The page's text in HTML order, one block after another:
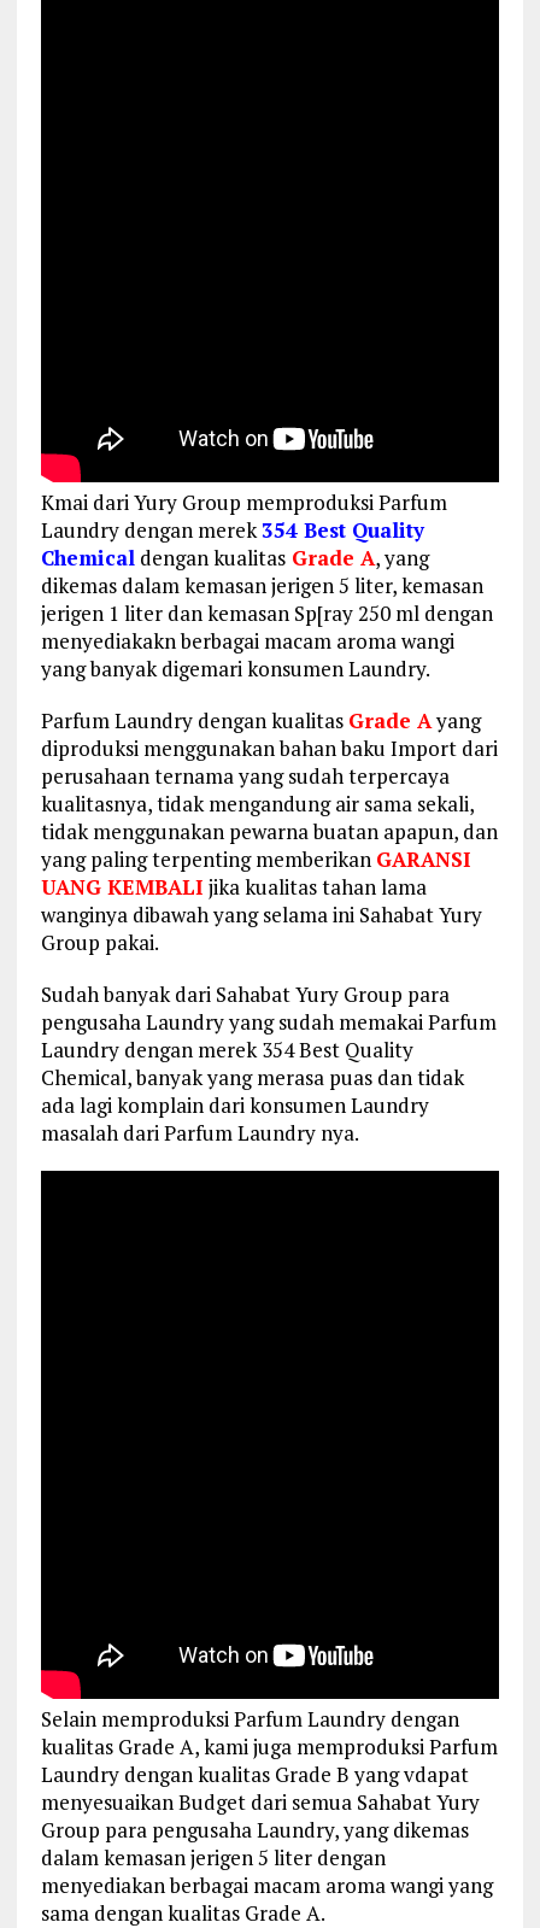
Kmai dari Yury Group memproduksi Parfum
Laundry dengan merek354 Best Quality
Chemicaldengan kualitasGrade A, yang
dikemas dalam kemasan jerigen 5 liter, kemasan
jerigen 1 liter dan kemasan Sp[ray 250 ml dengan
menyediakakn berbagai macam aroma wangi
yang banyak digemari konsumen Laundry.
Parfum Laundry dengan kualitas Grade Ayang
diproduksi menggunakan bahan baku Import dari
perusahaan ternama yang sudah terpercaya
kualitasnya, tidak mengandung air sama sekali,
tidak menggunakan pewarna buatan apapun, dan
yang paling terpenting memberikan GARANSI
UANG KEMBALI jika kualitas tahan lama
wanginya dibawah yang selama ini Sahabat Yury
Group pakai.
Sudah banyak dari Sahabat Yury Group para
pengusaha Laundry yang sudah memakai Parfum
Laundry dengan merek 354 Best Quality
Chemical, banyak yang merasa puas dan tidak
ada lagi komplain dari konsumen Laundry
masalah dari Parfum Laundry nya.
Selain memproduksi Parfum Laundry dengan
kualitas Grade A, kami juga memproduksi Parfum
Laundry dengan kualitas Grade B yang vdapat
menyesuaikan Budget dari semua Sahabat Yury
Group para pengusaha Laundry, yang dikemas
dalam kemasan jerigen 5 liter dengan
menyediakan berbagai macam aroma wangi yang
sama dengan kualitas Grade A.